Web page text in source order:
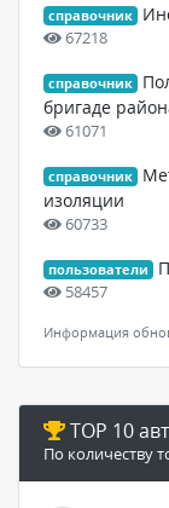
справочник
67218
справочник
бригаде
61071
справочник
изоляции
60733
пользователи
58457
Информация
TOP 10
По количеству